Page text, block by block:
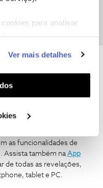
para analisar
e
aos seus interesses
Pode gerir a
"Configurar
Ver mais detalhes
convida-o a mergulhar na
histórias que o
as funcionalidades de
Assista também naApp
de todas as revelações,
tablet e PC.